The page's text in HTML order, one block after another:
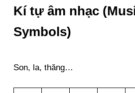
Kí tự âm nhạc
Symbols)
Son, la, thăng…